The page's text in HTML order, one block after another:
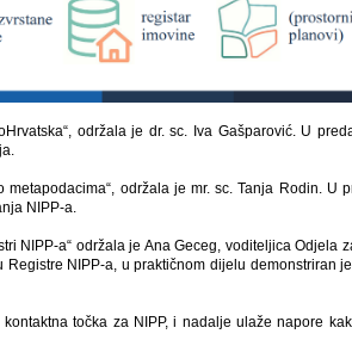
održala je dr. sc. Iva Gašparović. U
metapodacima“, održala je mr. sc. Tanja Rodin.
NIPP-a.
NIPP-a“ održala je Ana Geceg, voditeljica
NIPP-a, u praktičnom dijelu
točka za NIPP, i nadalje ulaže napore